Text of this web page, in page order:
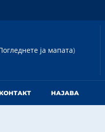
ја мапата)
НАЈАВА